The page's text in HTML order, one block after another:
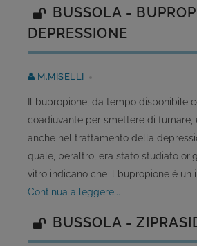
BUSSOLA -
DEPRESSIONE
M.MISELLI
Il bupropione, da tempo disponibile
coadiuvante per smettere di fumare,
anche nel trattamento della
quale, peraltro, era stato studiato
vitro indicano che il bupropione è un
continua a leggere...
BUSSOLA -